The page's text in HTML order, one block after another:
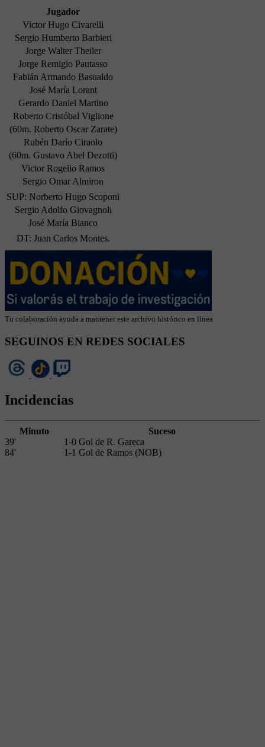
Jugador
Victor Hugo Civarelli
Sergio Humberto Barbieri
Jorge Walter Theiler
Jorge Remigio Pautasso
Fabián Armando Basualdo
José María Lorant
Gerardo Daniel Martino
Roberto Cristóbal Viglione
(60m. Roberto Oscar Zarate)
Rubén Darío Ciraolo
(60m. Gustavo Abel Dezotti)
Victor Rogelio Ramos
Sergio Omar Almiron
SUP: Norberto Hugo Scoponi
Sergio Adolfo Giovagnoli
José María Bianco
DT: Juan Carlos Montes.
Tu colaboración ayuda a mantener este archivo histórico en línea
SEGUINOS EN REDES SOCIALES
Incidencias
Minuto
Suceso
39'
1-0 Gol de R. Gareca
84'
1-1 Gol de Ramos (NOB)